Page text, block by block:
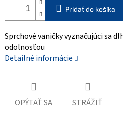
Pridať do košíka
Sprchové vaničky vyznačujúci sa
odolnosťou
Detailné informácie
OPÝTAŤ SA STRÁŽIŤ